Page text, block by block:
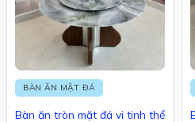
BÀN ĂN MẶT ĐÁ
Bàn ăn tròn mặt đá vi tinh thể